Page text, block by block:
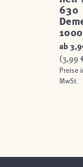
630
ab
(3,99
Preise
MwSt.